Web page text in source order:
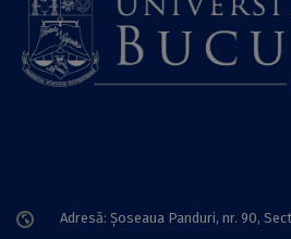
Adresă: Șoseaua Panduri, nr. 90,